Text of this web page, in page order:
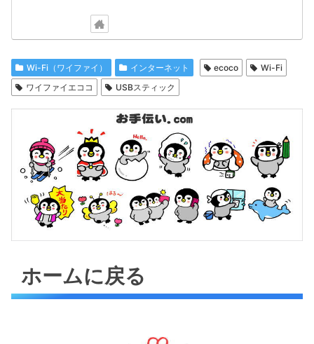
Wi-Fi（ワイファイ） インターネット ecoco
Wi-Fi
ワイファイエココ
USBスティック
ホームに戻る